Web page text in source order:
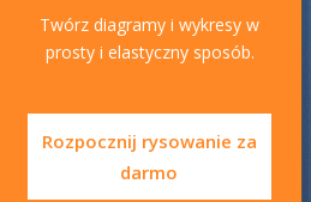
Twórz diagramy i wykresy w
prosty i elastyczny sposób.
Rozpocznij rysowanie za
darmo